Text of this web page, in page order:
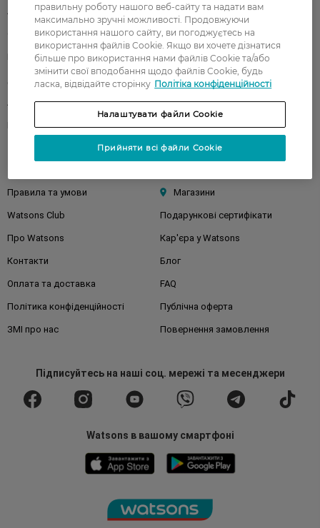
Акції Макіяж
Обличчя Тіло
Подарунки Діти
Волосся
Аксесуари Дерматокосметика
Бренди
Правила та умови Магазини
Watsons Club Подарункові сертифікати
Про Watsons Кар'єра у Watsons
Контакти Блог
Оплата та доставка FAQ
Політика конфіденційності Публічна оферта
ЗМІ про нас Повернення замовлення
Підписуйтесьна наші соц. мережі та месенджери
Watsons в вашому смартфоні
правильну роботу нашого веб-сайту та надати вам
максимально зручні можливості. Продовжуючи
використання нашого сайту, ви погоджуєтесь на
використання файлів Cookie. Якщо ви хочете дізнатися
більше про використання нами файлів Cookie та/або
змінити свої вподобання щодо файлів Cookie, будь
ласка, відвідайте сторінку Політіка конфіденційності
Налаштувати файли Cookie
Прийняти всі файли Cookie